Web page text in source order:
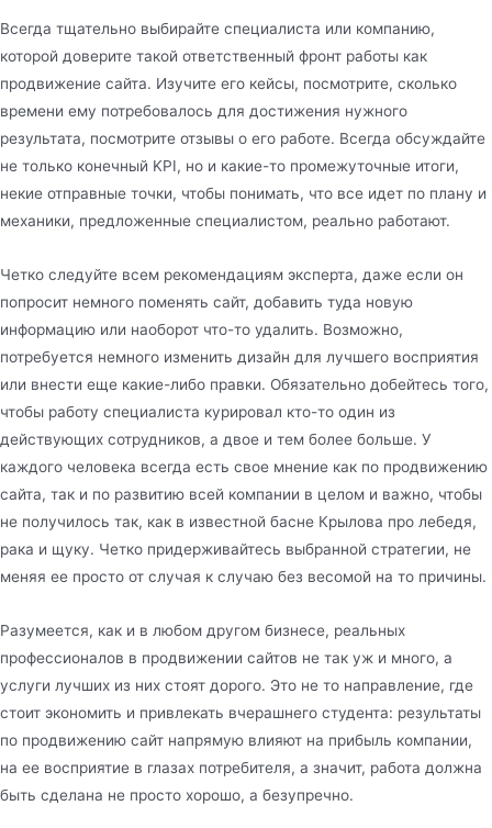
Всегда тщательно выбирайте специалиста или компанию,
которой доверите такой ответственный фронт работы как
продвижение сайта. Изучите его кейсы, посмотрите, сколько
времени ему потребовалось для достижения нужного
результата, посмотрите отзывы о его работе. Всегда обсуждайте
не только конечный KPI, но и какие-то промежуточные итоги,
некие отправные точки, чтобы понимать, что все идет по плану и
механики, предложенные специалистом, реально работают.
Четко следуйте всем рекомендациям эксперта, даже если он
попросит немного поменять сайт, добавить туда новую
информацию или наоборот что-то удалить. Возможно,
потребуется немного изменить дизайн для лучшего восприятия
или внести еще какие-либо правки. Обязательно добейтесь того,
чтобы работу специалиста курировал кто-то один из
действующих сотрудников, а двое и тем более больше. У
каждого человека всегда есть свое мнение как по продвижению
сайта, так и по развитию всей компании в целом и важно, чтобы
не получилось так, как в известной басне Крылова про лебедя,
рака и щуку. Четко придерживайтесь выбранной стратегии, не
меняя ее просто от случая к случаю без весомой на то причины.
Разумеется, как и в любом другом бизнесе, реальных
профессионалов в продвижении сайтов не так уж и много, а
услуги лучших из них стоят дорого. Это не то направление, где
стоит экономить и привлекать вчерашнего студента: результаты
по продвижению сайт напрямую влияют на прибыль компании,
на ее восприятие в глазах потребителя, а значит, работа должна
быть сделана не просто хорошо, а безупречно.